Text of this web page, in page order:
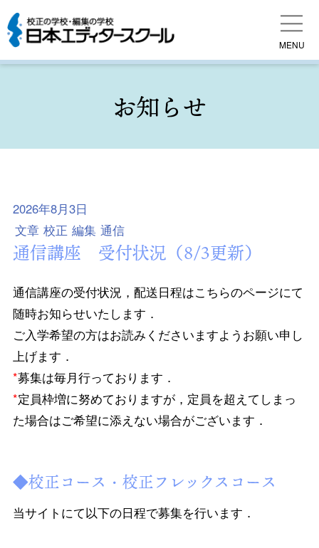
MENU
お知らせ
2026年8月3日
文章 校正 編集 通信
通信講座 受付状況（8/3更新）
通信講座の受付状況，配送日程はこちらのページにて
随時お知らせいたします．
ご入学希望の方はお読みくださいますようお願い申し
上げます．
*募集は毎月行っております．
*定員枠増に努めておりますが，定員を超えてしまっ
た場合はご希望に添えない場合がございます．
◆校正コース・校正フレックスコース
当サイトにて以下の日程で募集を行います．